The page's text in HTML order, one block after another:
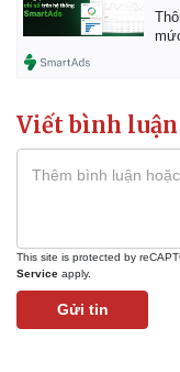
Viết bình luận
This site is protected by
Service apply.
Gửi tin